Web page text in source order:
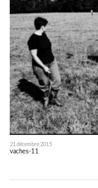
21 décembre 2015
vaches-11